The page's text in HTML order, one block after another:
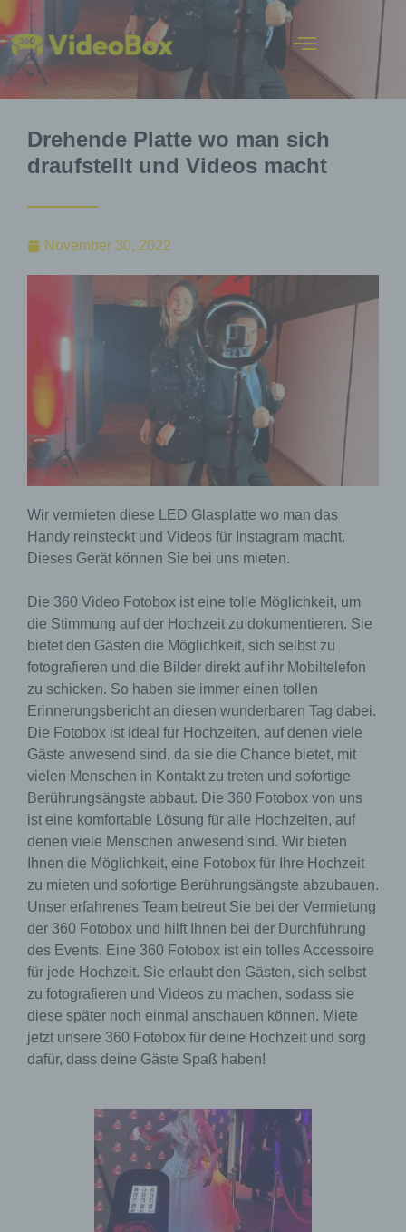
Drehende Platte wo man sich
draufstellt und Videos macht
November 30, 2022
Wir vermieten diese LED Glasplatte wo man das
Handy reinsteckt und Videos für Instagram macht.
Dieses Gerät können Sie bei uns mieten.
Die 360 Video Fotobox ist eine tolle Möglichkeit, um
die Stimmung auf der Hochzeit zu dokumentieren. Sie
bietet den Gästen die Möglichkeit, sich selbst zu
fotografieren und die Bilder direkt auf ihr Mobiltelefon
zu schicken. So haben sie immer einen tollen
Erinnerungsbericht an diesen wunderbaren Tag dabei.
Die Fotobox ist ideal für Hochzeiten, auf denen viele
Gäste anwesend sind, da sie die Chance bietet, mit
vielen Menschen in Kontakt zu treten und sofortige
Berührungsängste abbaut. Die 360 Fotobox von uns
ist eine komfortable Lösung für alle Hochzeiten, auf
denen viele Menschen anwesend sind. Wir bieten
Ihnen die Möglichkeit, eine Fotobox für Ihre Hochzeit
zu mieten und sofortige Berührungsängste abzubauen.
Unser erfahrenes Team betreut Sie bei der Vermietung
der 360 Fotobox und hilft Ihnen bei der Durchführung
des Events. Eine 360 Fotobox ist ein tolles Accessoire
für jede Hochzeit. Sie erlaubt den Gästen, sich selbst
zu fotografieren und Videos zu machen, sodass sie
diese später noch einmal anschauen können. Miete
jetzt unsere 360 Fotobox für deine Hochzeit und sorg
dafür, dass deine Gäste Spaß haben!